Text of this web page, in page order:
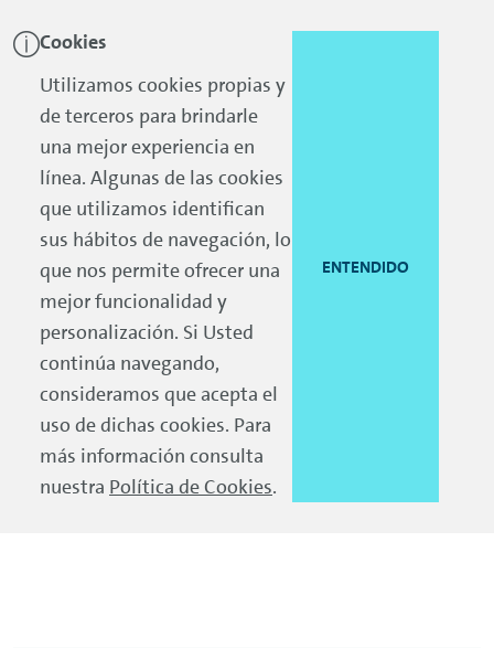
Cookies
Utilizamos cookies propias y
de terceros para brindarle
una mejor experiencia en
línea. Algunas de las cookies
que utilizamos identifican
sus hábitos de navegación, lo
que nos permite ofrecer una
mejor funcionalidad y
personalización. Si Usted
continúa navegando,
consideramos que acepta el
uso de dichas cookies. Para
más información consulta
nuestra Política de Cookies.
ENTENDIDO